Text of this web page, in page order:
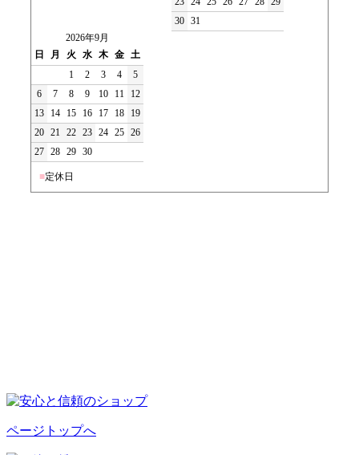
30 31
2026年9月
日
月 火 水 木 金
土
1
2 3 4
5
6
7 8 9 10 11
12
13
14 15 16 17 18
19
20 21 22 23 24 25 26
27 28 29 30
■定休日
ページトップへ